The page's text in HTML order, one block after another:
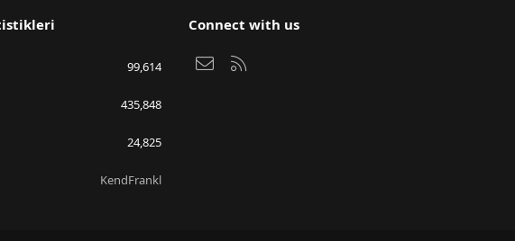
99,614
435,848
24,825
KendFrankl
Connect with us
Bize ulaşın